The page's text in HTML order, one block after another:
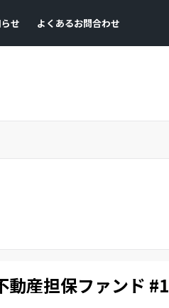
せ よくあるお問合わせ
動産担保ファンド #1